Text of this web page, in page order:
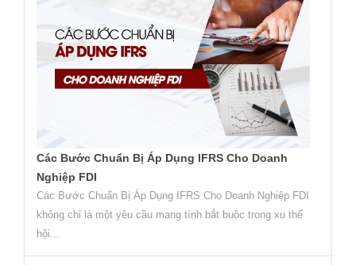
Các Bước Chuẩn Bị Áp Dụng IFRS Cho Doanh
Nghiệp FDI
Các Bước Chuẩn Bị Áp Dụng IFRS Cho Doanh Nghiệp FDI
không chỉ là một yêu cầu mang tính bắt buộc trong xu thế
hội...